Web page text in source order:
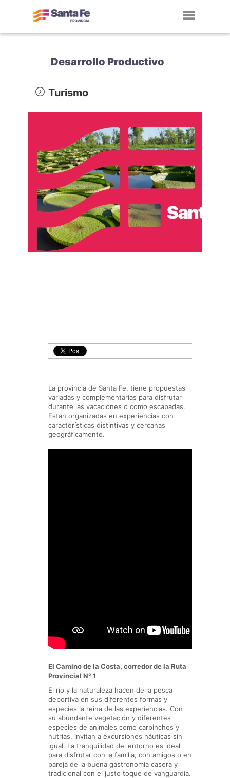
Desarrollo Productivo
Turismo
La provincia de Santa Fe, tiene propuestas
variadas y complementarias para disfrutar
durante las vacaciones o como escapadas.
Están organizadas en experiencias con
características distintivas y cercanas
geográficamente.
El Camino de la Costa, corredor de la Ruta
Provincial N° 1
El río y la naturaleza hacen de la pesca
deportiva en sus diferentes formas y
especies la reina de las experiencias. Con
su abundante vegetación y diferentes
especies de animales como carpinchos y
nutrias, invitan a excursiones náuticas sin
igual. La tranquilidad del entorno es ideal
para disfrutar con la familia, con amigos o en
pareja de la buena gastronomía casera y
tradicional con el justo toque de vanguardia.